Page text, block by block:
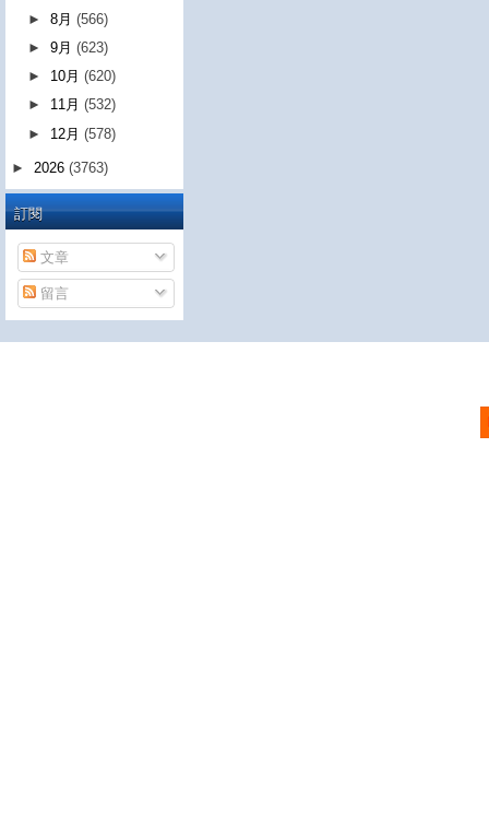
►8月(566)
►9月(623)
► 10月(620)
► 11月(532)
► 12月(578)
► 2026 (3763)
訂閱
文章
留言